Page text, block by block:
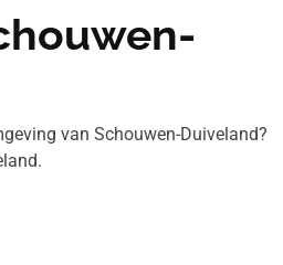
van Schouwen-Duiveland?